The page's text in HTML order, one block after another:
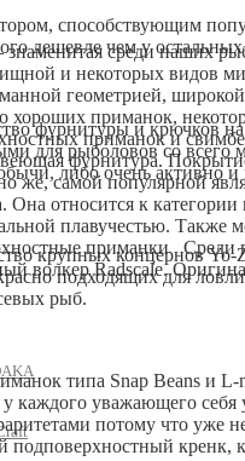
знаменитая среди наших
и некоторых видов
геометрией,
хороших приманок,
приманок и
фурнитура.
же, самой популярной
Она относится к
плавучестью. Также
приманки Среди
волкер Radscale.
способствующим
дешевле чем у
фурнитуры и крючков на
для рыболовов со
либо очень активно
крупных концернов Yo-
подходящих для
рыб.
типа Snap Beans и L-
каждого уважающего себя
потому что уже
подповерхностный кренк,